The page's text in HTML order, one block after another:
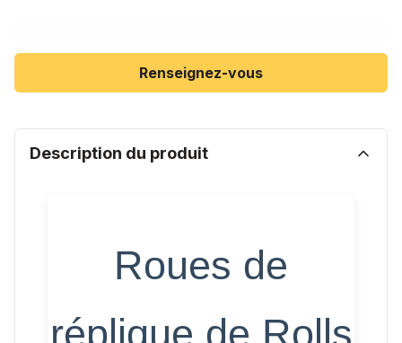
Renseignez-vous
Description du produit
Roues de
réplique de Rolls